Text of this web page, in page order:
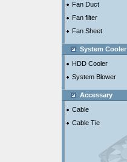
Fan Duct
Fan filter
Fan Sheet
System Cooler
HDD Cooler
System Blower
Accessary
Cable
Cable Tie